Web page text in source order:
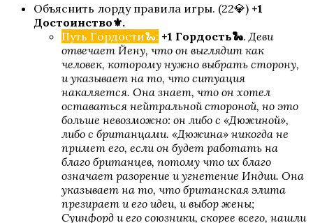
Грешный Лондон
Объяснить лорду правила игры. (22💎) +1
Достоинство⚜️.
Путь Гордости🐍: +1 Гордость🐍. Деви
отвечает Йену, что он выглядит как
человек, которому нужно выбрать сторону,
и указывает на то, что ситуация
накаляется. Она знает, что он хотел
оставаться нейтральной стороной, но это
больше невозможно: он либо с «Дюжиной»,
либо с британцами. «Дюжина» никогда не
примет его, если он будет работать на
благо британцев, потому что их благо
означает разорение и угнетение Индии. Она
указывает на то, что британская элита
презирает и его идеи, и выбор жены;
Суинфорд и его союзники, скорее всего, нашли